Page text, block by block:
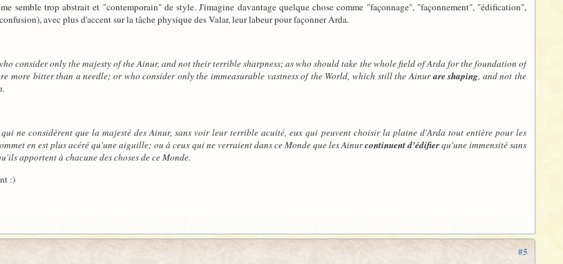
semble trop abstrait et "contemporain" de style. J'imagine davantage quelque chose comme "façonnage", "façonnement", "édification",
avec plus d'accent sur la tâche physique des Valar, leur labeur pour façonner Arda.
consider only the majesty of the Ainur, and not their terrible sharpness; as who should take the whole field of Arda for the foundation of
more bitter than a needle; or who consider only the immeasurable vastness of the World, which still the Ainurare shaping, and not the
ne considèrent que la majesté des Ainur, sans voir leur terrible acuité, eux qui peuvent choisir la plaine d'Arda tout entière pour les
en est plus acéré qu'une aiguille; ou à ceux qui ne verraient dans ce Monde que les Ainurcontinuent d'édifierqu'une immensité sans
apportent à chacune des choses de ce Monde.
:)
#5